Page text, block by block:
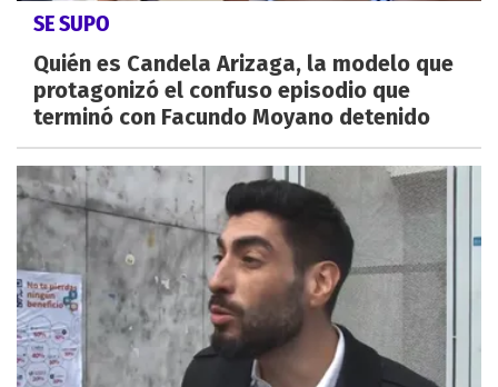
SE SUPO
Quién es Candela Arizaga, la modelo que
protagonizó el confuso episodio que
terminó con Facundo Moyano detenido